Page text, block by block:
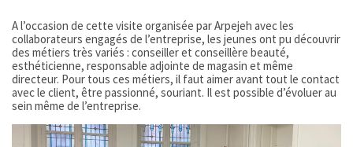
A l’occasion de cette visite organisée par Arpejeh avec les
collaborateurs engagés de l’entreprise, les jeunes ont pu découvrir
des métiers très variés : conseiller et conseillère beauté,
esthéticienne, responsable adjointe de magasin et même
directeur. Pour tous ces métiers, il faut aimer avant tout le contact
avec le client, être passionné, souriant. Il est possible d’évoluer au
sein même de l’entreprise.